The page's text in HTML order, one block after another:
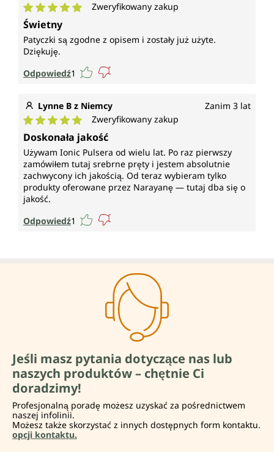
Średnia ocena 5 z 5 gwiazdek
Zweryfikowany zakup
Świetny
Patyczki są zgodne z opisem i zostały już użyte.
Dziękuję.
Odpowiedź1
Lynne B z Niemcy Zanim 3 lat
Średnia ocena 5 z 5 gwiazdek
Zweryfikowany zakup
Doskonała jakość
Używam Ionic Pulsera od wielu lat. Po raz pierwszy
zamówiłem tutaj srebrne pręty i jestem absolutnie
zachwycony ich jakością. Od teraz wybieram tylko
produkty oferowane przez Narayanę — tutaj dba się o
jakość.
Odpowiedź1
Jeśli masz pytania dotyczące nas lub
naszych produktów – chętnie Ci
doradzimy!
Profesjonalną poradę możesz uzyskać za pośrednictwem
naszej infolinii.
Możesz także skorzystać z innych dostępnych form kontaktu.
opcji kontaktu.